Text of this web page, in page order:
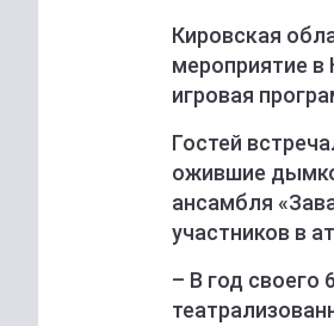
Кировская
мероприятие в
игровая
Гостей
ожившие
ансамбля
участников в
– В год своего